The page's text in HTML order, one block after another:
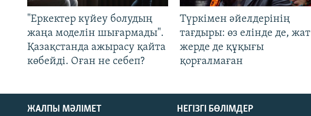
"Еркектер күйеу болудың
жаңа моделін шығармады".
Қазақстанда ажырасу қайта
көбейді. Оған не себеп?
Түркімен әйелдерінің
тағдыры: өз елінде де, жат
жерде де құқығы
қорғалмаған
ЖАЛПЫ МӘЛІМЕТ НЕГІЗГІ БӨЛІМДЕР